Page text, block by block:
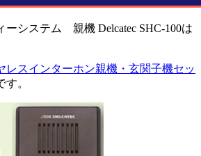
ーシステム 親機 Delcatec SHC-100は
レスインターホン親機・玄関子機セッ
。